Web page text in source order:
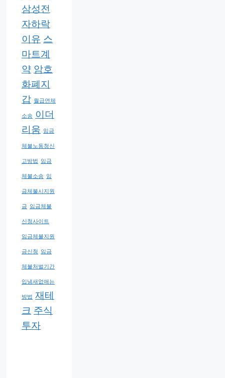
삼성전
자하락
이유 스
마트계
약 암호
화폐지
갑 월급연체
소송
이더
리움
임금
체불노동청신
고방법 임금
체불소송 임
금체불시지원
금 임금체불
신청사이트
임금체불지원
금신청 임금
체불처벌기간
입냄새없애는
방법 재테
크 주식
투자